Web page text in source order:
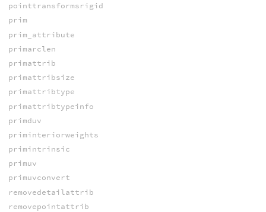
pointtransformsrigid
prim
prim_attribute
primarclen
primattrib
primattribsize
primattribtype
primattribtypeinfo
primduv
priminteriorweights
primintrinsic
primuv
primuvconvert
removedetailattrib
removepointattrib